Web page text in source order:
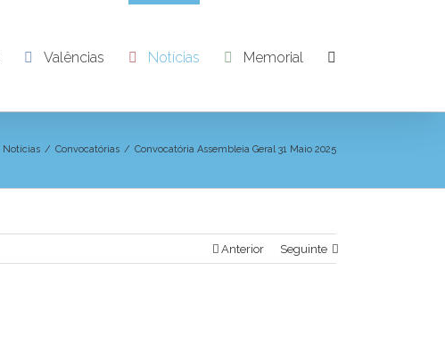
Valências Notícias Memorial
Notícias / Convocatórias / Convocatória Assembleia Geral 31 Maio 2025
Anterior Seguinte